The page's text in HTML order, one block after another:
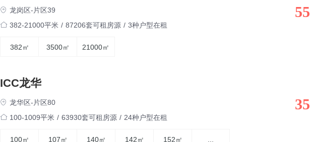
龙岗区-片区39
382-21000平米 / 87206套可租房源 / 3种户型在租
382㎡ 3500㎡ 21000㎡
55
ICC龙华
龙华区-片区80
100-1009平米 / 63930套可租房源 / 24种户型在租
100㎡ 107㎡ 140㎡ 142㎡ 152㎡
35